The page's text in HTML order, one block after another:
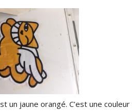
un jaune orangé. C’est une couleur